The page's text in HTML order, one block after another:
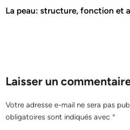
La peau: structure, fonction et
Laisser un
Votre adresse e-mail ne sera pas
obligatoires sont indiqués avec *